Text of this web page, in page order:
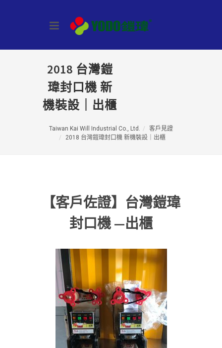
2018 台灣鎧
瑋封口機 新
機裝設｜出櫃
Taiwan Kai Will Industrial Co., Ltd.
客戶見證
2018 台灣鎧瑋封口機 新機裝設｜出櫃
【客戶佐證】台灣鎧瑋
封口機 —出櫃